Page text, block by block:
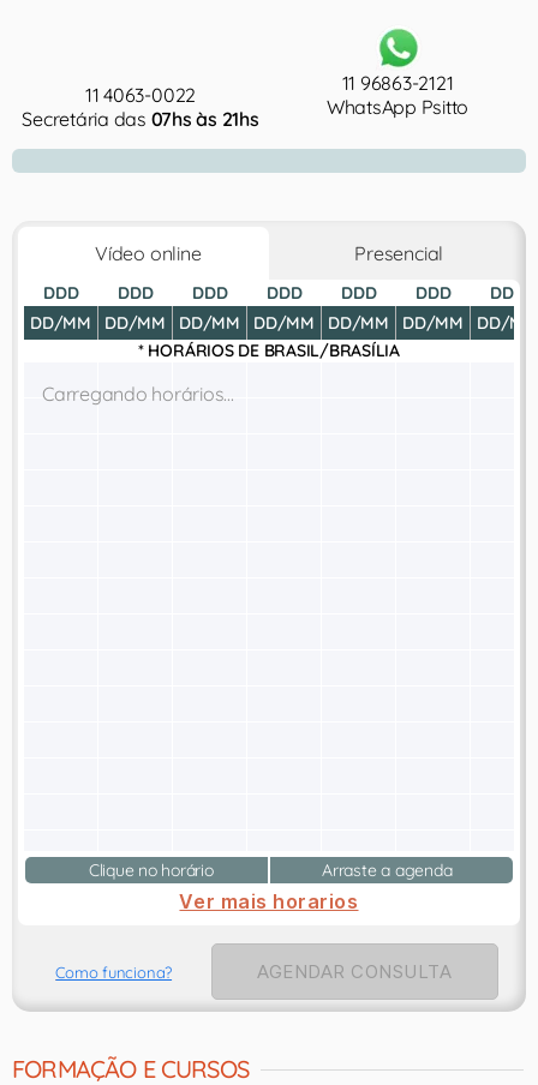
11 4063-0022
Secretária das 07hs às 21hs
11 96863-2121
WhatsApp Psitto
Vídeo online Presencial
DDD
DD/MM
DDD
DD/MM
DDD
DD/MM
DDD
DD/MM
DDD
DD/MM
DDD
DD/MM
DDD
DD/MM
* HORÁRIOS DE BRASIL/BRASÍLIA
Carregando horários...
Clique no horário Arraste a agenda
Ver mais horarios
Como funciona? AGENDAR CONSULTA
FORMAÇÃO E CURSOS